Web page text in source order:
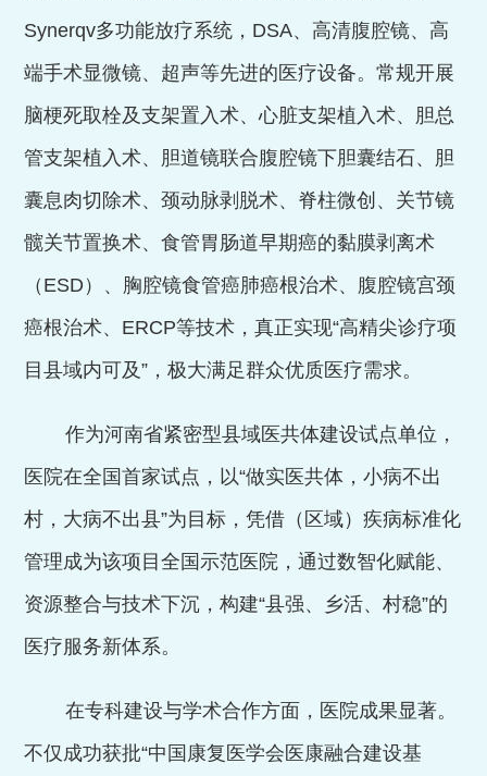
Synerqv多功能放疗系统， DSA、高清腹腔镜、高
端手术显微镜、超声等先进的医疗设备。常规开展
脑梗死取栓及支架置入术、心脏支架植入术、胆总
管支架植入术、胆道镜联合腹腔镜下胆囊结石、胆
囊息肉切除术、颈动脉剥脱术、脊柱微创、关节镜
髋关节置换术、食管胃肠道早期癌的黏膜剥离术
（ ESD ）、胸腔镜食管癌肺癌根治术、腹腔镜宫颈
癌根治术、 ERCP等技术，真正实现“高精尖诊疗项
目县域内可及”，极大满足群众优质医疗需求。
作为河南省紧密型县域医共体建设试点单位，
医院在全国首家试点， 以“做实医共体，小病不出
村， 大病不出县”为目标，凭借（区域）疾病标准化
管理成为该项目全国示范医院 ，通过数智化赋能、
资源整合与技术下沉，构建“县强、乡活、村稳”的
医疗服务新体系。
在专科建设与学术合作方面，医院成果显著。
不仅成功获批“中国康复医学会医康融合建设基